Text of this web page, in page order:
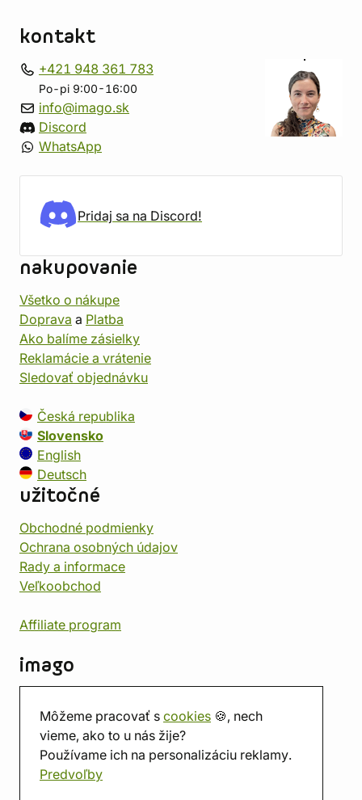
Môžeme pracovať s cookies 🍪, nech
vieme, ako to u nás žije?
Používame ich na personalizáciu reklamy.
Predvoľby
kontakt
+421 948 361 783
Po-pi 9:00-16:00
info@imago.sk
Discord
WhatsApp
Pridaj sa na Discord!
nakupovanie
Všetko o nákupe
Doprava a Platba
Ako balíme zásielky
Reklamácie a vrátenie
Sledovať objednávku
Česká republika
Slovensko
English
Deutsch
užitočné
Obchodné podmienky
Ochrana osobných údajov
Rady a informace
Veľkoobchod
Affiliate program
imago
Predajňa
Herňa
O nás
Hodnotenie obchodu